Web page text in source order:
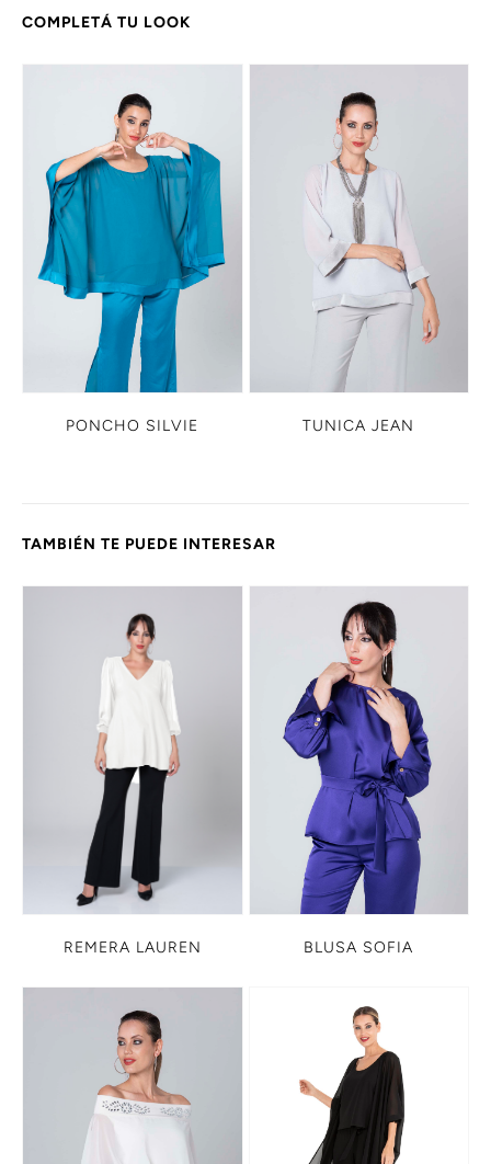
COMPLETÁ TU LOOK
PONCHO SILVIE TUNICA JEAN
TAMBIÉN TE PUEDE INTERESAR
REMERA LAUREN BLUSA SOFIA